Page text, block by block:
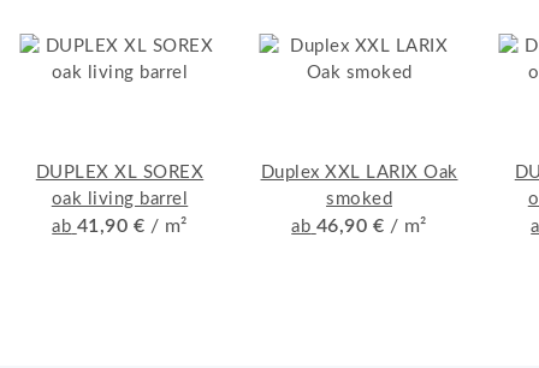
DUPLEX XL SOREX
oak living barrel
ab 41,90 € / m²
Duplex XXL LARIX Oak
smoked
ab 46,90 € / m²